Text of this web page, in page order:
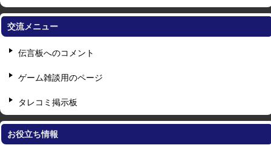
交流メニュー
伝言板へのコメント
ゲーム雑談用のページ
タレコミ掲示板
お役立ち情報